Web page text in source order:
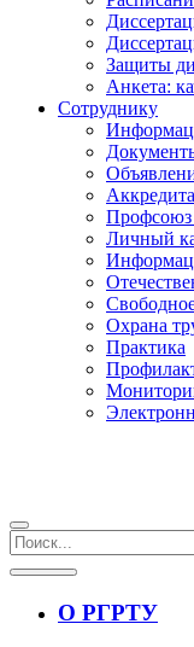
Защиты
Анкета:
Сотруднику
Профсоюз
Личный
Охрана
Практика
О РГРТУ